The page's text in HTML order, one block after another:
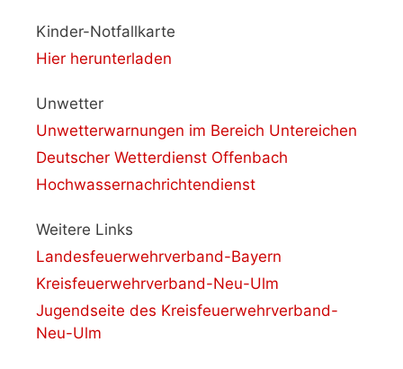
Kinder-Notfallkarte
Hier herunterladen
Unwetter
Unwetterwarnungen im Bereich Untereichen
Deutscher Wetterdienst Offenbach
Hochwassernachrichtendienst
Weitere Links
Landesfeuerwehrverband-Bayern
Kreisfeuerwehrverband-Neu-Ulm
Jugendseite des Kreisfeuerwehrverband-
Neu-Ulm